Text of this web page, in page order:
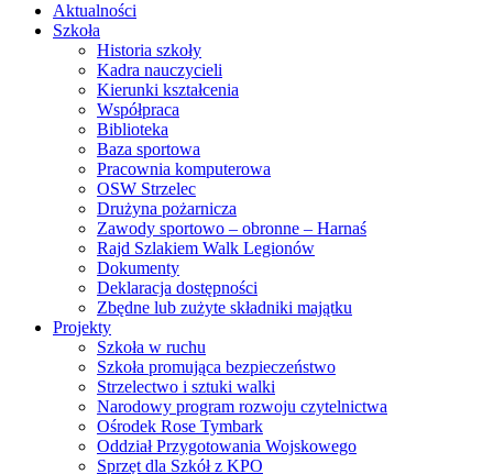
Aktualności
Szkoła
Historia szkoły
Kadra nauczycieli
Kierunki kształcenia
Współpraca
Biblioteka
Baza sportowa
Pracownia komputerowa
OSW Strzelec
Drużyna pożarnicza
Zawody sportowo – obronne – Harnaś
Rajd Szlakiem Walk Legionów
Dokumenty
Deklaracja dostępności
Zbędne lub zużyte składniki majątku
Projekty
Szkoła w ruchu
Szkoła promująca bezpieczeństwo
Strzelectwo i sztuki walki
Narodowy program rozwoju czytelnictwa
Ośrodek Rose Tymbark
Oddział Przygotowania Wojskowego
Sprzęt dla Szkół z KPO